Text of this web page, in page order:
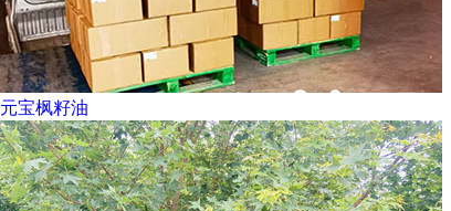
元宝枫籽油